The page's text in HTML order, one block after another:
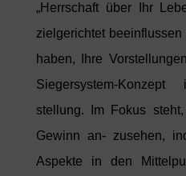
„Herrschaft über Ihr
zielgerichtet
haben, Ihre
Siegersystem-
stellung. Im Fokus
Gewinn an- zusehen,
Aspekte in den